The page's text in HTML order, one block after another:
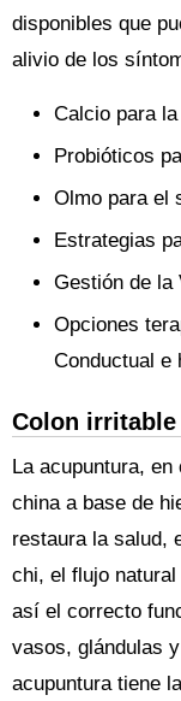
disponibles que
alivio de los
Calcio para
Probióticos
Olmo para el
Estrategias
Gestión de la
Opciones
Conductual e
Colon
La acupuntura,
china a base de
restaura la salud,
chi, el flujo
así el correcto
vasos, glándulas
acupuntura tiene